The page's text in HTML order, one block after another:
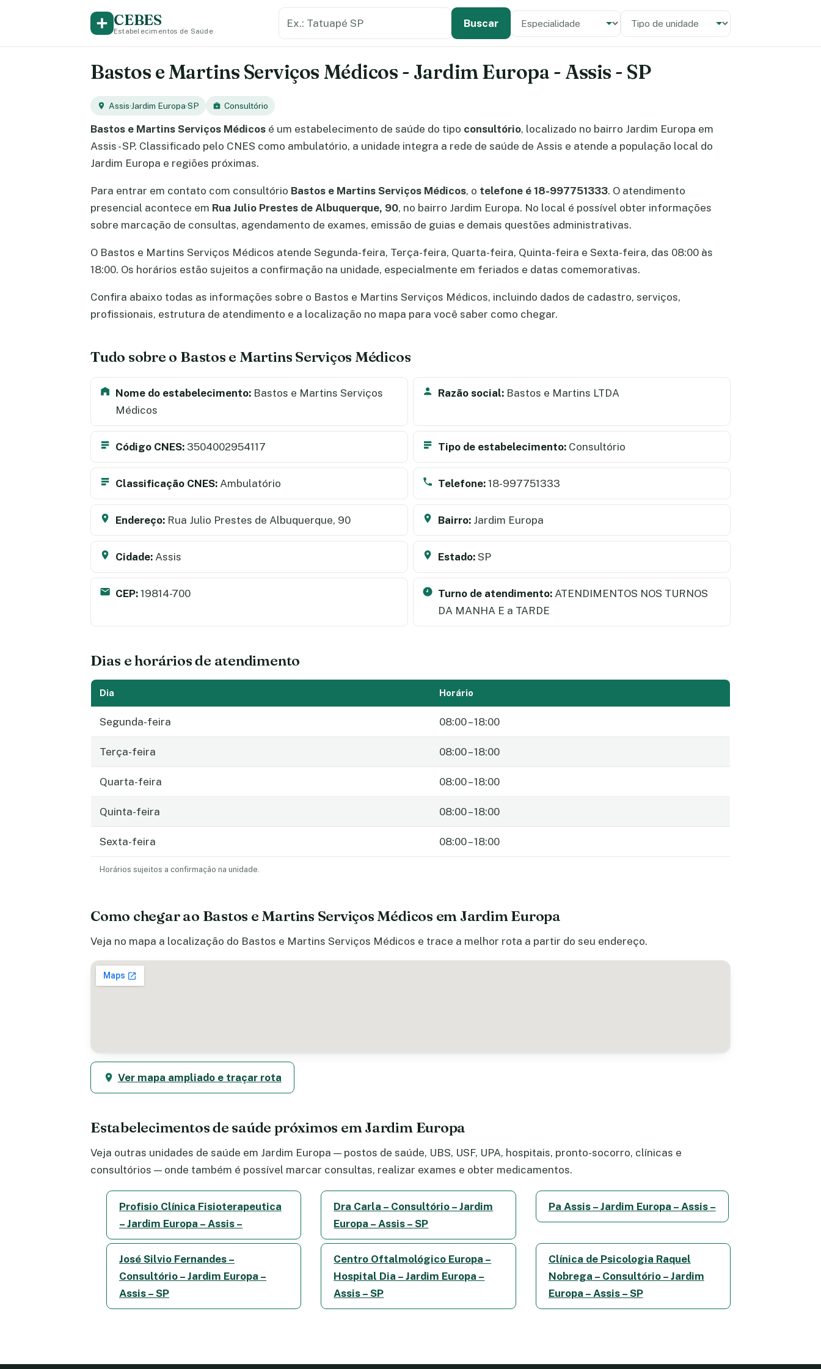
CEBES
Estabelecimentos de Saúde
Buscar Especialidade
Tipo de unidade
Bastos e Martins Serviços Médicos - Jardim Europa - Assis - SP
Assis·Jardim Europa·SP Consultório
Bastos e Martins Serviços Médicos é um estabelecimento de saúde do tipo consultório, localizado no bairro Jardim Europa em
Assis - SP. Classificado pelo CNES como ambulatório, a unidade integra a rede de saúde de Assis e atende a população local do
Jardim Europa e regiões próximas.
Para entrar em contato com consultório Bastos e Martins Serviços Médicos, o telefone é 18-997751333. O atendimento
presencial acontece em Rua Julio Prestes de Albuquerque, 90, no bairro Jardim Europa. No local é possível obter informações
sobre marcação de consultas, agendamento de exames, emissão de guias e demais questões administrativas.
O Bastos e Martins Serviços Médicos atende Segunda-feira, Terça-feira, Quarta-feira, Quinta-feira e Sexta-feira, das 08:00 às
18:00. Os horários estão sujeitos a confirmação na unidade, especialmente em feriados e datas comemorativas.
Confira abaixo todas as informações sobre o Bastos e Martins Serviços Médicos, incluindo dados de cadastro, serviços,
profissionais, estrutura de atendimento e a localização no mapa para você saber como chegar.
Tudo sobre o Bastos e Martins Serviços Médicos
Nome do estabelecimento: Bastos e Martins Serviços
Médicos
Razão social: Bastos e Martins LTDA
Código CNES: 3504002954117 Tipo de estabelecimento: Consultório
Classificação CNES: Ambulatório Telefone: 18-997751333
Endereço: Rua Julio Prestes de Albuquerque, 90 Bairro: Jardim Europa
Cidade: Assis Estado: SP
CEP: 19814-700 Turno de atendimento: ATENDIMENTOS NOS TURNOS
DA MANHA E a TARDE
Dias e horários de atendimento
Dia Horário
Segunda-feira 08:00 – 18:00
Terça-feira 08:00 – 18:00
Quarta-feira 08:00 – 18:00
Quinta-feira 08:00 – 18:00
Sexta-feira 08:00 – 18:00
Horários sujeitos a confirmação na unidade.
Como chegar ao Bastos e Martins Serviços Médicos em Jardim Europa
Veja no mapa a localização do Bastos e Martins Serviços Médicos e trace a melhor rota a partir do seu endereço.
Ver mapa ampliado e traçar rota
Estabelecimentos de saúde próximos em Jardim Europa
Veja outras unidades de saúde em Jardim Europa — postos de saúde, UBS, USF, UPA, hospitais, pronto-socorro, clínicas e
consultórios — onde também é possível marcar consultas, realizar exames e obter medicamentos.
Profisio Clínica Fisioterapeutica
– Jardim Europa – Assis –
Dra Carla – Consultório – Jardim
Europa – Assis – SP
Pa Assis – Jardim Europa – Assis –
José Silvio Fernandes –
Consultório – Jardim Europa –
Assis – SP
Centro Oftalmológico Europa –
Hospital Dia – Jardim Europa –
Assis – SP
Clínica de Psicologia Raquel
Nobrega – Consultório – Jardim
Europa – Assis – SP